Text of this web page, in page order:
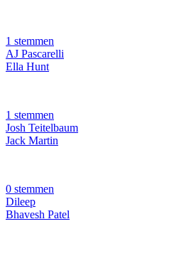
1 stemmen
AJ Pascarelli
Ella Hunt
1 stemmen
Josh Teitelbaum
Jack Martin
0 stemmen
Dileep
Bhavesh Patel